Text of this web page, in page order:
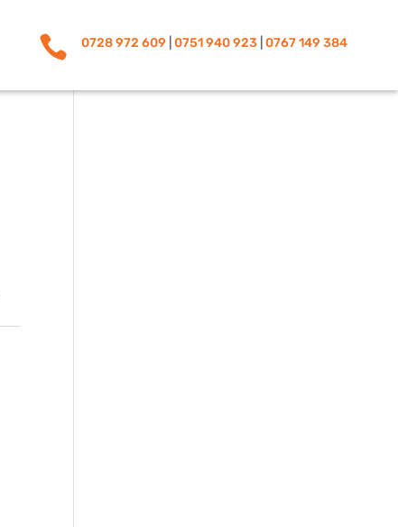
 0728 972 609 0751 940 923| 0767 149 384